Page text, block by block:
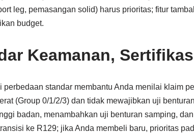
leg, pemasangan solid) harus prioritas; fitur
budget.
Keamanan,
perbedaan standar membantu Anda menilai klaim
(Group 0/1/2/3) dan tidak mewajibkan uji
badan, menambahkan uji benturan samping,
ke R129; jika Anda membeli baru, prioritas